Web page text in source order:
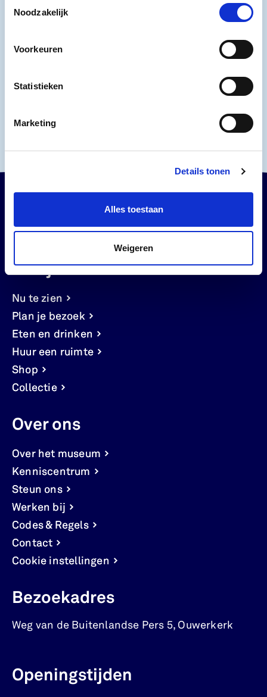
Noodzakelijk
Voorkeuren
Statistieken
Marketing
Details tonen
Alles toestaan
Weigeren
BEZOEK HET MUSEUM
Bekijk
Nu te zien
Plan je bezoek
Eten en drinken
Huur een ruimte
Shop
Collectie
Over ons
Over het museum
Kenniscentrum
Steun ons
Werken bij
Codes & Regels
Contact
Cookie instellingen
Bezoekadres
Weg van de Buitenlandse Pers 5, Ouwerkerk
Openingstijden